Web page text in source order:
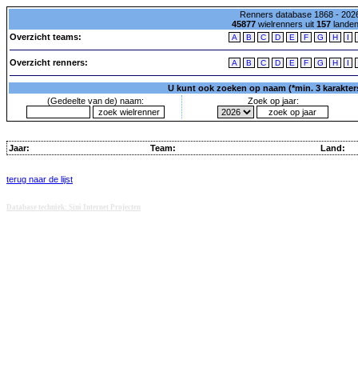
Renners database 1868 -
45877wielrenners uit 157
Overzicht teams:
A B C D E F G H I
Overzicht renners: A B C D E F G H I
U kunt ook zoeken op naam (*min. 3
(Gedeelte van de) naam:
Zoek op jaar:
Jaar: Team: Land:
terug naar de lijst
Database techniek: Sini Internet Projecten